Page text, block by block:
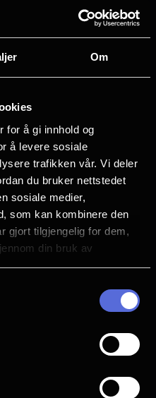
Om
for å gi innhold og
å levere sosiale
trafikken vår. Vi deler
du bruker nettstedet
sosiale medier,
som kan kombinere den
gjort tilgjengelig for dem,
din bruk av
buen gli over
under klippen